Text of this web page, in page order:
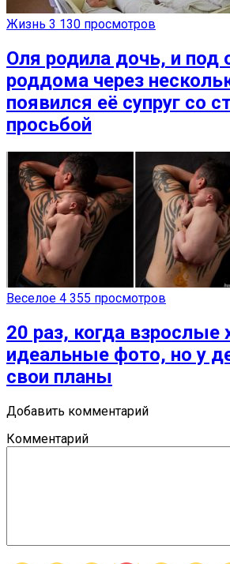
Жизнь 3 130 просмотров
Оля родила дочь, и под
роддома через
появился её супруг со
просьбой
Веселое 4 355 просмотров
20 раз, когда взрослые
идеальные фото, но у
свои планы
Добавить комментарий
Комментарий